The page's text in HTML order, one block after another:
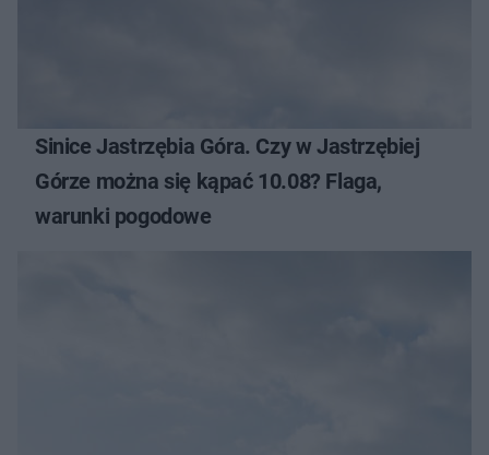
Sinice Jastrzębia Góra. Czy w Jastrzębiej
Górze można się kąpać 10.08? Flaga,
warunki pogodowe